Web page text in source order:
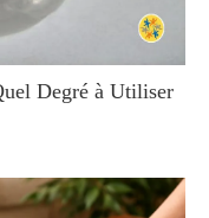
Degré à Utiliser